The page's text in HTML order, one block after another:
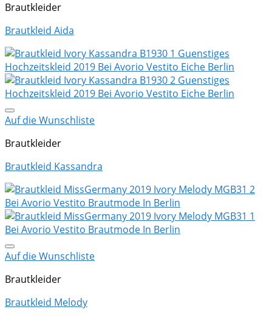
Brautkleider
Brautkleid Aida
Auf die Wunschliste
Brautkleider
Brautkleid Kassandra
Auf die Wunschliste
Brautkleider
Brautkleid Melody